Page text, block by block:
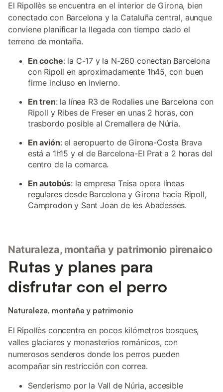
El Ripollès se encuentra en el interior de Girona, bien
conectado con Barcelona y la Cataluña central, aunque
conviene planificar la llegada con tiempo dado el
terreno de montaña.
En coche: la C-17 y la N-260 conectan Barcelona
con Ripoll en aproximadamente 1h45, con buen
firme incluso en invierno.
En tren: la línea R3 de Rodalies une Barcelona con
Ripoll y Ribes de Freser en unas 2 horas, con
trasbordo posible al Cremallera de Núria.
En avión: el aeropuerto de Girona-Costa Brava
está a 1h15 y el de Barcelona-El Prat a 2 horas del
centro de la comarca.
En autobús: la empresa Teisa opera líneas
regulares desde Barcelona y Girona hacia Ripoll,
Camprodon y Sant Joan de les Abadesses.
Naturaleza, montaña y patrimonio pirenaico
Rutas y planes para
disfrutar con el perro
Naturaleza, montaña y patrimonio
El Ripollès concentra en pocos kilómetros bosques,
valles glaciares y monasterios románicos, con
numerosos senderos donde los perros pueden
acompañar sin restricción con correa.
Senderismo por la Vall de Núria, accesible